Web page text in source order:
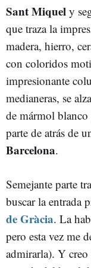
Sant Miquel y
que traza la
madera, hierro,
con coloridos
impresionante
medianeras, se
de mármol
parte de atrás de
Barcelona.
Semejante parte
buscar la entrada
de Gràcia. La
pero esta vez me
admirarla). Y